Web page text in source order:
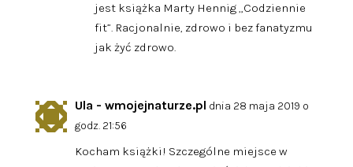
jest książka Marty Hennig „Codziennie
fit”. Racjonalnie, zdrowo i bez fanatyzmu
jak żyć zdrowo.
Ula - wmojejnaturze.pl dnia 28 maja 2019 o
godz. 21:56
Kocham książki! Szczególne miejsce w